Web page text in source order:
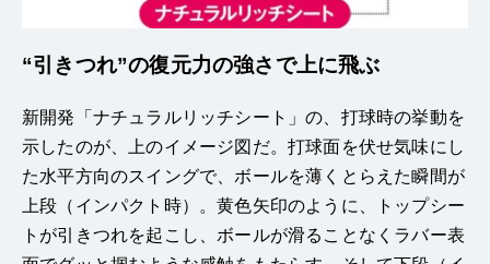
“引きつれ”の復元力の強さで上に飛ぶ
新開発「ナチュラルリッチシート」の、打球時の挙動を
示したのが、上のイメージ図だ。打球面を伏せ気味にし
た水平方向のスイングで、ボールを薄くとらえた瞬間が
上段（インパクト時）。黄色矢印のように、トップシー
トが引きつれを起こし、ボールが滑ることなくラバー表